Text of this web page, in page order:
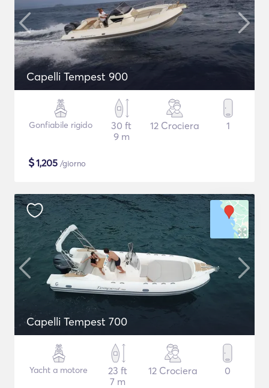
Capelli Tempest 900
Gonfiabile rigido
30 ft
9 m
12 Crociera 1
$1,205 /giorno
Capelli Tempest 700
Yacht a motore
23 ft
7 m
12 Crociera 0